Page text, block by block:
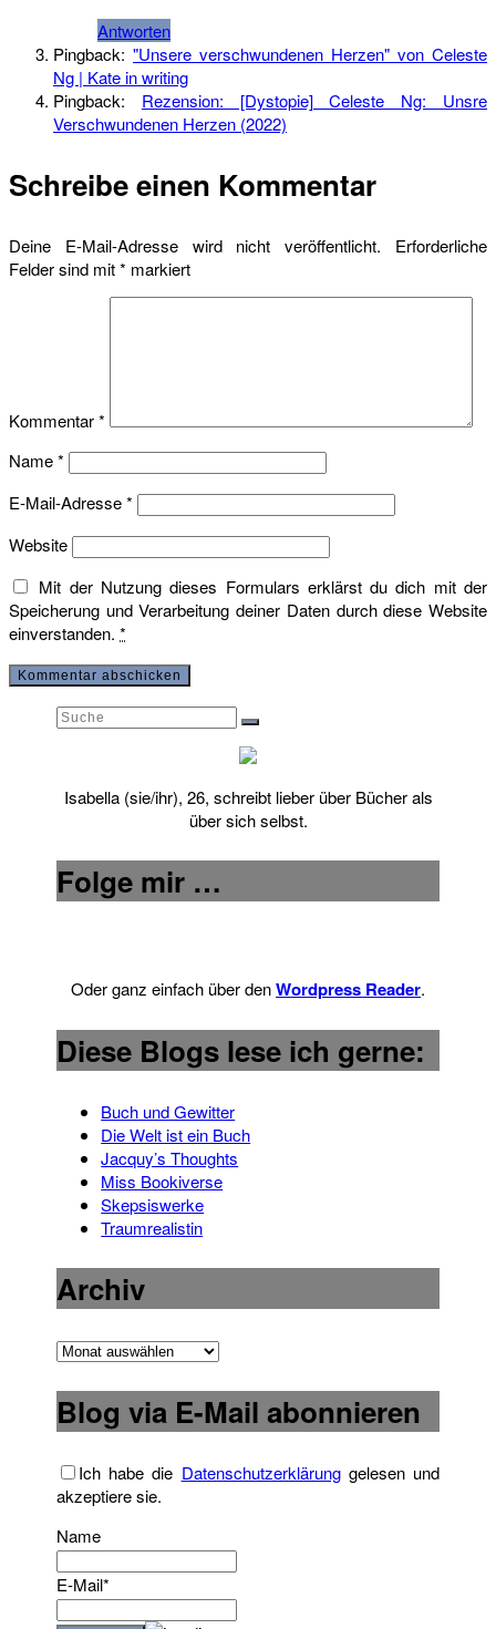
Antworten
Pingback: "Unsere verschwundenen Herzen" von Celeste
Ng | Kate in writing
Pingback: Rezension: [Dystopie] Celeste Ng: Unsre
Verschwundenen Herzen (2022)
Schreibe einen Kommentar
Deine E-Mail-Adresse wird nicht veröffentlicht.
Erforderliche
Felder sind mit* markiert
Kommentar*
Name*
E-Mail-Adresse*
Website
Mit der Nutzung dieses Formulars erklärst du dich mit der
Speicherung und Verarbeitung deiner Daten durch diese Website
einverstanden. *
Suche
Suche
Isabella (sie/ihr), 26, schreibt lieber über Bücher als
über sich selbst.
Folge mir …
Oder ganz einfach über denWordpress Reader.
Diese Blogs lese ich gerne:
Buch und Gewitter
Die Welt ist ein Buch
Jacquy’s Thoughts
Miss Bookiverse
Skepsiswerke
Traumrealistin
Archiv
Archiv
Blog via E-Mail abonnieren
Ich habe die Datenschutzerklärunggelesen und
akzeptiere sie.
Name
E-Mail*